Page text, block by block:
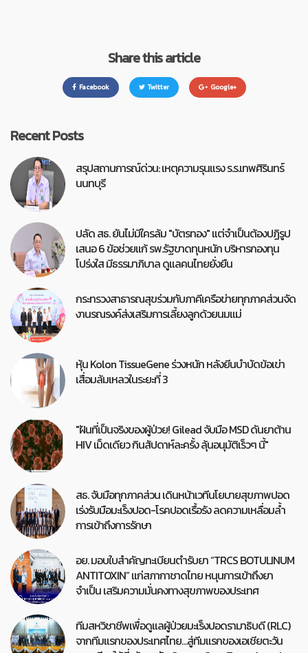
Share this article
Facebook Twitter Google+
Recent Posts
สรุปสถานการณ์ด่วน: เหตุความรุนแรง ร.ร.เทพศิรินทร์
นนทบุรี
ปลัด สธ. ยันไม่มีใครล้ม "บัตรทอง" แต่จำเป็นต้องปฏิรูป
เสนอ 6 ข้อช่วยแก้ รพ.รัฐขาดทุนหนัก บริหารกองทุน
โปร่งใส มีธรรมาภิบาล ดูแลคนไทยยั่งยืน
กระทรวงสาธารณสุขร่วมกับภาคีเครือข่ายทุกภาคส่วนจัด
งานรณรงค์ส่งเสริมการเลี้ยงลูกด้วยนมแม่
หุ้น Kolon TissueGene ร่วงหนัก หลังยีนบำบัดข้อเข่า
เสื่อมล้มเหลวในระยะที่ 3
"ฝันที่เป็นจริงของผู้ป่วย! Gilead จับมือ MSD ดันยาต้าน
HIV เม็ดเดียว กินสัปดาห์ละครั้ง ลุ้นอนุมัติเร็วๆ นี้"
สธ. จับมือทุกภาคส่วน เดินหน้าเวทีนโยบายสุขภาพปอด
เร่งรับมือมะเร็งปอด-โรคปอดเรื้อรัง ลดความเหลื่อมล้ำ
การเข้าถึงการรักษา
อย. มอบใบสำคัญทะเบียนตำรับยา “TRCS BOTULINUM
ANTITOXIN” แก่สภากาชาดไทย หนุนการเข้าถึงยา
จำเป็น เสริมความมั่นคงทางสุขภาพของประเทศ
ทีมสหวิชาชีพเพื่อดูแลผู้ป่วยมะเร็งปอดรามาธิบดี (RLC)
จากทีมแรกของประเทศไทย…สู่ทีมแรกของเอเชียตะวัน